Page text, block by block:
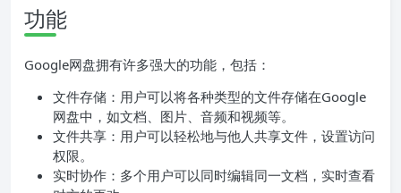
功能
Google网盘拥有许多强大的功能，包括：
文件存储：用户可以将各种类型的文件存储在Google
网盘中，如文档、图片、音频和视频等。
文件共享：用户可以轻松地与他人共享文件，设置访问
权限。
实时协作：多个用户可以同时编辑同一文档，实时查看